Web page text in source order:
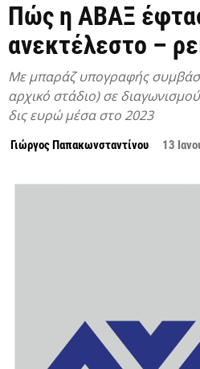
Πώς η ΑΒΑΞ
ανεκτέλεστο –
Με μπαράζ υπογραφής
αρχικό στάδιο) σε
δις ευρώ μέσα στο 2023
Γιώργος Παπακωνσταντίνου 13